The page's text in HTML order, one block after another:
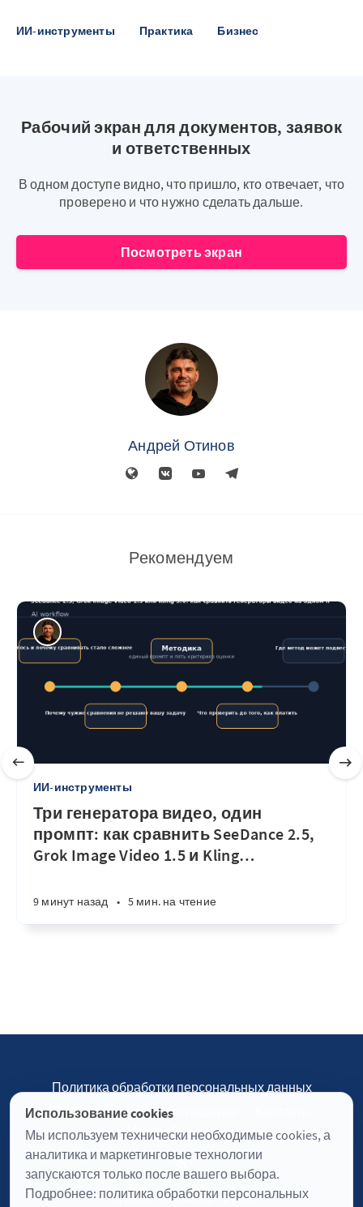
ИИ-инструменты Практика Бизнес
Рабочий экран для документов, заявок
и ответственных
В одном доступе видно, что пришло, кто отвечает, что
проверено и что нужно сделать дальше.
Посмотреть экран
Андрей Отинов
Рекомендуем
ИИ-инструменты
Три генератора видео, один
промпт: как сравнить SeeDance 2.5,
Grok Image Video 1.5 и Kling…
9 минут назад • 5 мин. на чтение
Использование cookies
Мы используем технически необходимые cookies, а
аналитика и маркетинговые технологии
запускаются только после вашего выбора.
Подробнее: политика обработки персональных
Политика обработки персональных данных
Пользовательское соглашение
Настройки cookies
Журнал «Отинофф» © 2026